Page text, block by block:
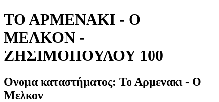
ΤΟ ΑΡΜΕΝΑΚΙ - Ο
ΜΕΛΚΟΝ -
ΖΗΣΙΜΟΠΟΥΛΟΥ 100
Ονομα καταστήματος: Το Αρμενακι - Ο
Μελκον